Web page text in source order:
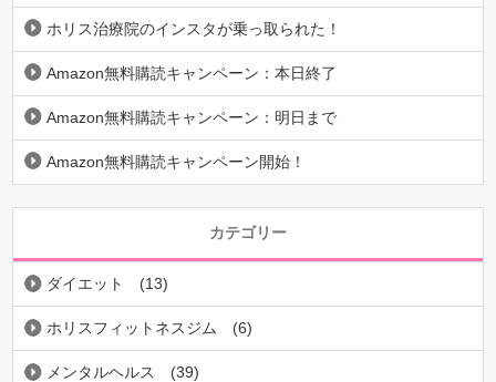
ホリス治療院のインスタが乗っ取られた！
Amazon無料購読キャンペーン：本日終了
Amazon無料購読キャンペーン：明日まで
Amazon無料購読キャンペーン開始！
カテゴリー
ダイエット (13)
ホリスフィットネスジム (6)
メンタルヘルス (39)